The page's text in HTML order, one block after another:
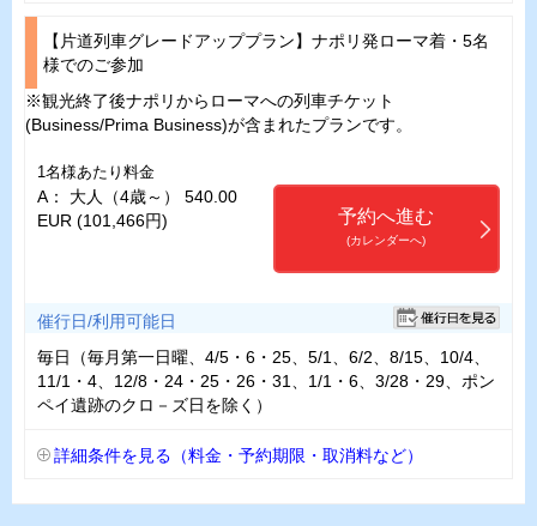
【片道列車グレードアッププラン】ナポリ発ローマ着・5名
様でのご参加
※観光終了後ナポリからローマへの列車チケット
(Business/Prima Business)が含まれたプランです。
1名様あたり料金
A： 大人（4歳～） 540.00
EUR (101,466円)
予約へ進む
(カレンダーへ)
催行日/利用可能日
毎日（毎月第一日曜、4/5・6・25、5/1、6/2、8/15、10/4、
11/1・4、12/8・24・25・26・31、1/1・6、3/28・29、ポン
ペイ遺跡のクロ－ズ日を除く）
詳細条件を見る（料金・予約期限・取消料など）